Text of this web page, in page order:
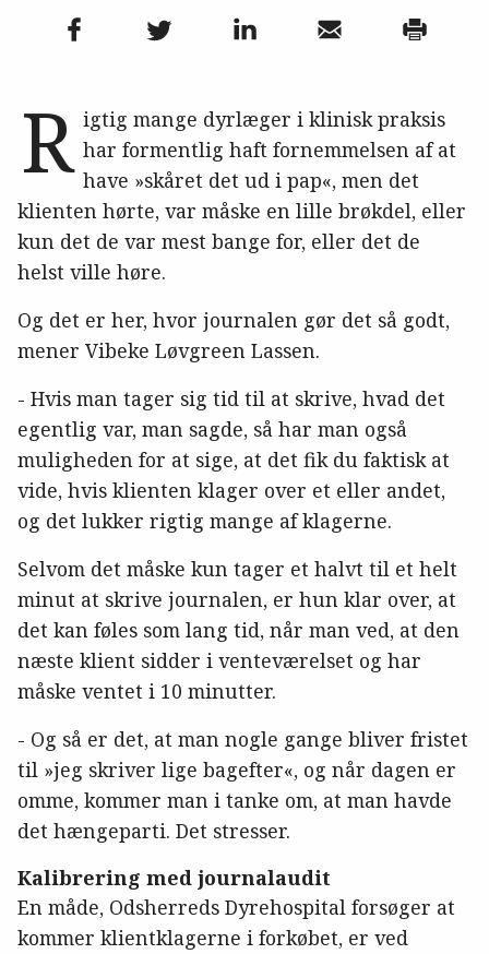
R igtig mange dyrlæger i klinisk praksis
har formentlig haft fornemmelsen af at
have »skåret det ud i pap«, men det
klienten hørte, var måske en lille brøkdel, eller
kun det de var mest bange for, eller det de
helst ville høre.
Og det er her, hvor journalen gør det så godt,
mener Vibeke Løvgreen Lassen.
- Hvis man tager sig tid til at skrive, hvad det
egentlig var, man sagde, så har man også
muligheden for at sige, at det fik du faktisk at
vide, hvis klienten klager over et eller andet,
og det lukker rigtig mange af klagerne.
Selvom det måske kun tager et halvt til et helt
minut at skrive journalen, er hun klar over, at
det kan føles som lang tid, når man ved, at den
næste klient sidder i venteværelset og har
måske ventet i 10 minutter.
- Og så er det, at man nogle gange bliver fristet
til »jeg skriver lige bagefter«, og når dagen er
omme, kommer man i tanke om, at man havde
det hængeparti. Det stresser.
Kalibrering med journalaudit
En måde, Odsherreds Dyrehospital forsøger at
kommer klientklagerne i forkøbet, er ved